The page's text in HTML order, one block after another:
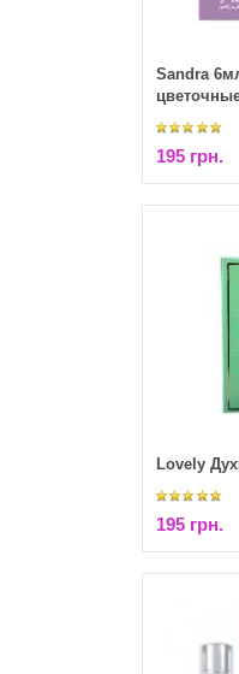
Sandra
195 грн.
Lovely
195 грн.